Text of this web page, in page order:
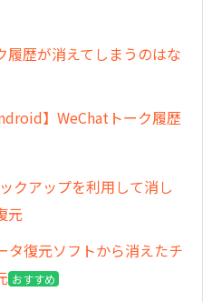
履歴が消えてしまうのはな
】WeChatトーク履歴
クアップを利用して消し
元
タ復元ソフトから消えたチ
おすすめ